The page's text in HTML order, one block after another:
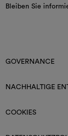
Bleiben Sie
GOVERNANCE
NACHHALTIGE
COOKIES